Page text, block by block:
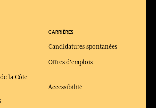
la Côte
CARRIÈRES
Candidatures spontanées
Offres d'emplois
Accessibilité